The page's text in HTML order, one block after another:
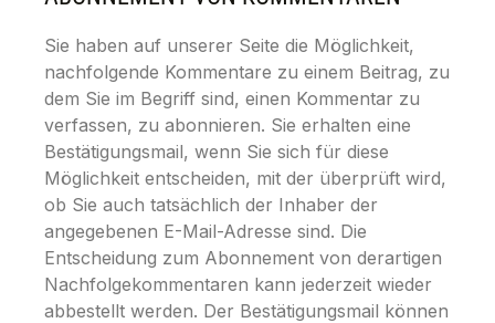
Sie haben auf unserer Seite die Möglichkeit,
nachfolgende Kommentare zu einem Beitrag, zu
dem Sie im Begriff sind, einen Kommentar zu
verfassen, zu abonnieren. Sie erhalten eine
Bestätigungsmail, wenn Sie sich für diese
Möglichkeit entscheiden, mit der überprüft wird,
ob Sie auch tatsächlich der Inhaber der
angegebenen E-Mail-Adresse sind. Die
Entscheidung zum Abonnement von derartigen
Nachfolgekommentaren kann jederzeit wieder
abbestellt werden. Der Bestätigungsmail können